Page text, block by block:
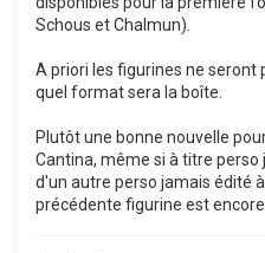
Schous et Chalmun).
A priori les figurines ne seront
quel format sera la boîte.
Plutôt une bonne nouvelle
Cantina, même si à titre
d'un autre perso jamais édité
précédente figurine est encore